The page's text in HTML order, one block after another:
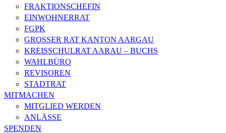
FRAKTIONSCHEFIN
EINWOHNERRAT
FGPK
GROSSER RAT KANTON AARGAU
KREISSCHULRAT AARAU – BUCHS
WAHLBÜRO
REVISOREN
STADTRAT
MITMACHEN
MITGLIED WERDEN
ANLÄSSE
SPENDEN